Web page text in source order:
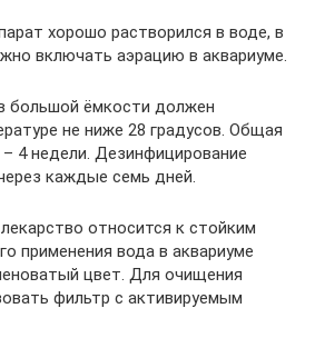
хорошо растворился в воде, в
включать аэрацию в аквариуме.
большой ёмкости должен
не ниже 28 градусов. Общая
4 недели. Дезинфицирование
каждые семь дней.
относится к стойким
применения вода в аквариуме
цвет. Для очищения
фильтр с активируемым